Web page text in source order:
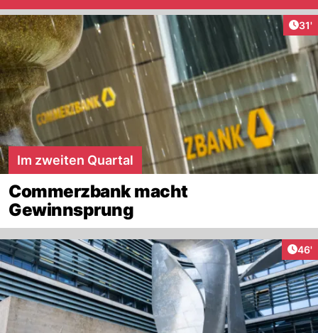
31'
Im zweiten Quartal
Commerzbank macht
Gewinnsprung
46'